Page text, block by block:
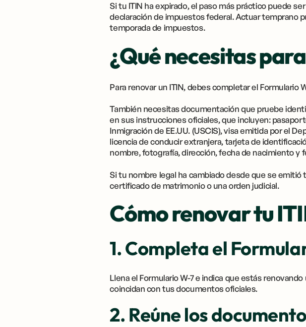
Si tu ITIN ha expirado, el paso más práctico puede
declaración de impuestos federal. Actuar temprano
temporada de impuestos.
¿Qué necesitas
Para renovar un ITIN, debes completar el Formulario
También necesitas documentación que pruebe
en sus instrucciones oficiales, que incluyen:
Inmigración de EE.UU. (USCIS), visa emitida por el
licencia de conducir extranjera, tarjeta de
nombre, fotografía, dirección, fecha de nacimiento y
Si tu nombre legal ha cambiado desde que se
certificado de matrimonio o una orden judicial.
Cómo renovar tu
1. Completa el
Llena el Formulario W-7 e indica que estás
coincidan con tus documentos oficiales.
2. Reúne los